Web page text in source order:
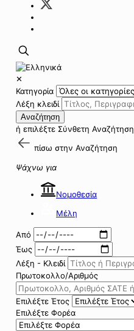
✕
Κατηγορία
Λέξη κλειδί
Αναζήτηση
ή επιλέξτε Σύνθετη Αναζήτηση
πίσω στην Αναζήτηση
Ψάχνω για
Νομοθεσία
Μέλη
Από
Έως
Λέξη - Κλειδί
Πρωτοκολλο/Αριθμός
Επιλέξτε Έτος
Επιλέξτε Φορέα